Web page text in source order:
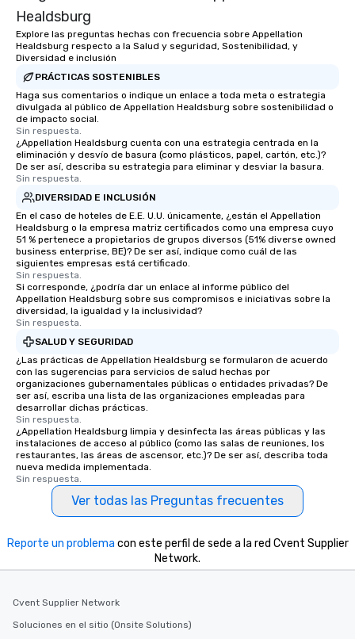
heading to the next
entertainment. All
knowledgeable,
offering engaging
fascinating stories.
Different Types of
experiences offer the
and your guests
in the city and dive
cuisines and dishes.
selected dishes are
delight any palate. Tours Available
from Day to Night
group experience,
business hours or
after work, we can
needs. Go for as Long or as Short as
Healdsburg
Explore las preguntas hechas con frecuencia sobre Appellation
Healdsburg respecto a la Salud y seguridad, Sostenibilidad, y
Diversidad e inclusión
PRÁCTICAS SOSTENIBLES
Haga sus comentarios o indique un enlace a toda meta o estrategia
divulgada al público de Appellation Healdsburg sobre sostenibilidad o
de impacto social.
Sin respuesta.
¿Appellation Healdsburg cuenta con una estrategia centrada en la
eliminación y desvío de basura (como plásticos, papel, cartón, etc.)?
De ser así, describa su estrategia para eliminar y desviar la basura.
Sin respuesta.
DIVERSIDAD E INCLUSIÓN
En el caso de hoteles de E.E. U.U. únicamente, ¿están el Appellation
Healdsburg o la empresa matriz certificados como una empresa cuyo
51 % pertenece a propietarios de grupos diversos (51% diverse owned
business enterprise, BE)? De ser así, indique como cuál de las
siguientes empresas está certificado.
Sin respuesta.
Si corresponde, ¿podría dar un enlace al informe público del
Appellation Healdsburg sobre sus compromisos e iniciativas sobre la
diversidad, la igualdad y la inclusividad?
Sin respuesta.
SALUD Y SEGURIDAD
¿Las prácticas de Appellation Healdsburg se formularon de acuerdo
con las sugerencias para servicios de salud hechas por
organizaciones gubernamentales públicas o entidades privadas? De
ser así, escriba una lista de las organizaciones empleadas para
desarrollar dichas prácticas.
Sin respuesta.
¿Appellation Healdsburg limpia y desinfecta las áreas públicas y las
instalaciones de acceso al público (como las salas de reuniones, los
restaurantes, las áreas de ascensor, etc.)? De ser así, describa toda
nueva medida implementada.
Sin respuesta.
Ver todas las Preguntas frecuentes
Reporte un problema con este perfil de sede a la red Cvent Supplier
Network.
Cvent Supplier Network
Soluciones en el sitio (Onsite Solutions)